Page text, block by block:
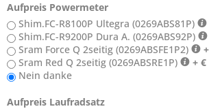
Aufpreis Powermeter
Shim.FC-R8100P Ultegra (0269ABS81P)
Shim.FC-R9200P Dura A. (0269ABS92P)
Sram Force Q 2seitig (0269ABSFE1P2)
Sram Red Q 2seitig (0269ABSRE1P)
+ €
Nein danke
Aufpreis Laufradsatz